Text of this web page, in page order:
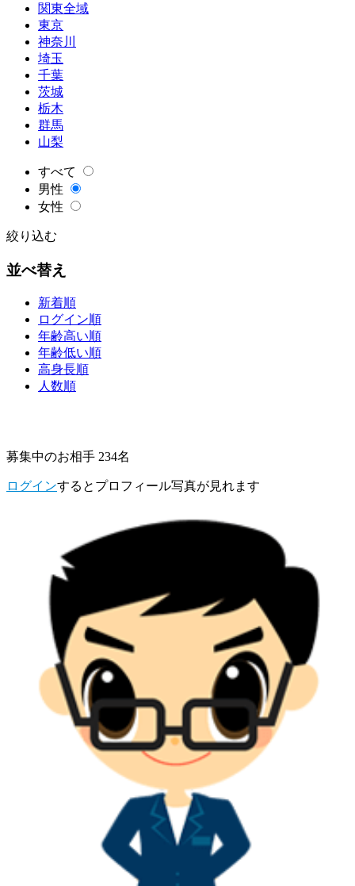
関東全域
東京
神奈川
埼玉
千葉
茨城
栃木
群馬
山梨
すべて
男性
女性
絞り込む
並べ替え
新着順
ログイン順
年齢高い順
年齢低い順
高身長順
人数順
募集中のお相手 234名
ログインするとプロフィール写真が見れます